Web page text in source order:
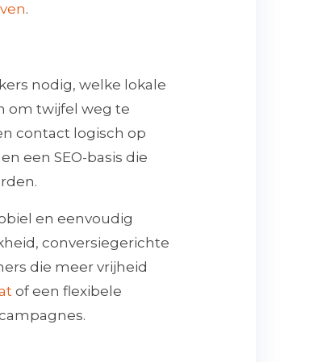
.
nodig, welke lokale
om twijfel weg te
contact logisch op
een SEO-basis die
en eenvoudig
conversiegerichte
die meer vrijheid
of een flexibele